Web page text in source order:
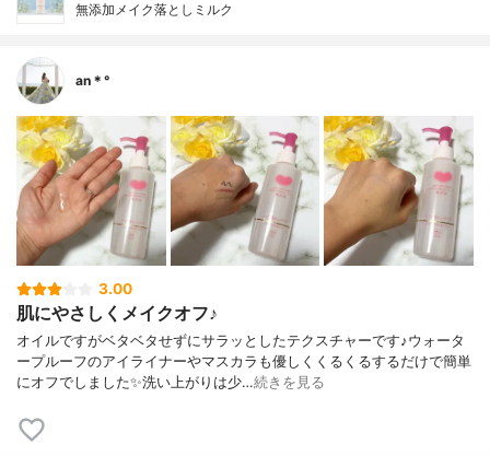
無添加メイク落としミルク
an＊°
3.00
肌にやさしくメイクオフ♪
オイルですがベタベタせずにサラッとしたテクスチャーです♪ウォータ
ープルーフのアイライナーやマスカラも優しくくるくるするだけで簡単
にオフでしました✨洗い上がりは少…続きを見る